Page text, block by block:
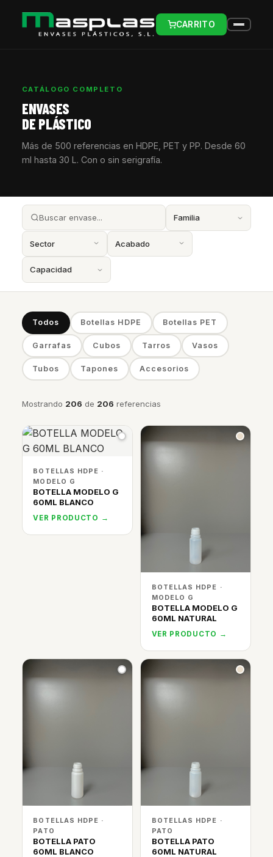
CARRITO
CATÁLOGO COMPLETO
ENVASES
DE PLÁSTICO
Más de 500 referencias en HDPE, PET y PP. Desde 60
ml hasta 30 L. Con o sin serigrafía.
Todos Botellas HDPE Botellas PET
Garrafas Cubos Tarros Vasos
Tubos Tapones Accesorios
Mostrando 206 de 206 referencias
BOTELLAS HDPE ·
MODELO G
BOTELLA MODELO G
60ML BLANCO
VER PRODUCTO →
BOTELLAS HDPE ·
MODELO G
BOTELLA MODELO G
60ML NATURAL
VER PRODUCTO →
BOTELLAS HDPE ·
PATO
BOTELLA PATO
60ML BLANCO
BOTELLAS HDPE ·
PATO
BOTELLA PATO
60ML NATURAL